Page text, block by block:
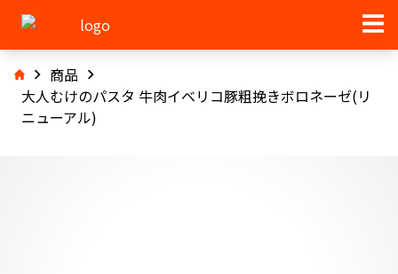
商品
大人むけのパスタ 牛肉イベリコ豚粗挽きボロネーゼ(リ
ニューアル)